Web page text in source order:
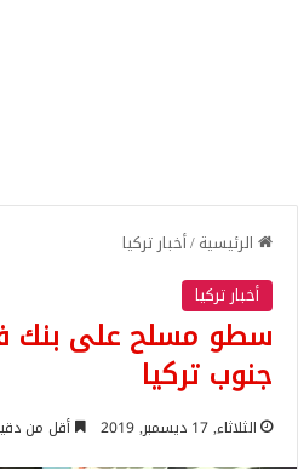
الرئيسية/أخبار تركيا
أخبار تركيا
سطو مسلح على بنك
جنوب تركيا
الثلاثاء, 17 ديسمبر, 2019 أقل من